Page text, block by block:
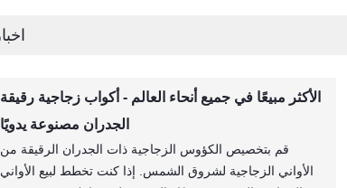
الأكثر مبيعًا في جميع أنحاء العالم - أكواب زجاجية رقيقة
الجدران مصنوعة يدويًا
قم بتخصيص الكؤوس الزجاجية ذات الجدران الرقيقة من
الأواني الزجاجية لشروق الشمس. إذا كنت تخطط لبيع الأواني